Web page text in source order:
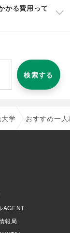
かる費用って
検索する
学 おすすめ一
AGENT
報局